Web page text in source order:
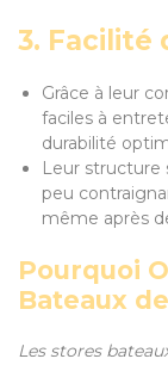
3. Facilité
Grâce à leur
faciles à
durabilité
Leur structure
peu
même après
Pourquoi
Bateaux
Les stores